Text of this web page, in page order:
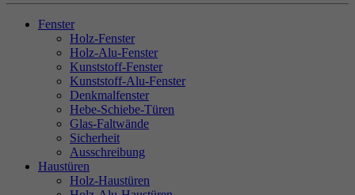
Fenster
Holz-Fenster
Holz-Alu-Fenster
Kunststoff-Fenster
Kunststoff-Alu-Fenster
Denkmalfenster
Hebe-Schiebe-Türen
Glas-Faltwände
Sicherheit
Ausschreibung
Haustüren
Holz-Haustüren